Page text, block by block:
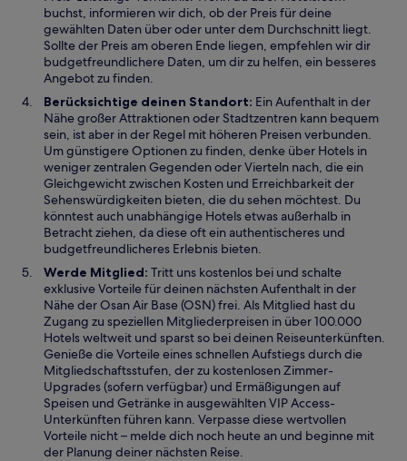
buchst, informieren wir dich, ob der Preis für deine
gewählten Daten über oder unter dem Durchschnitt liegt.
Sollte der Preis am oberen Ende liegen, empfehlen wir dir
budgetfreundlichere Daten, um dir zu helfen, ein besseres
Angebot zu finden.
Berücksichtige deinen Standort: Ein Aufenthalt in der
Nähe großer Attraktionen oder Stadtzentren kann bequem
sein, ist aber in der Regel mit höheren Preisen verbunden.
Um günstigere Optionen zu finden, denke über Hotels in
weniger zentralen Gegenden oder Vierteln nach, die ein
Gleichgewicht zwischen Kosten und Erreichbarkeit der
Sehenswürdigkeiten bieten, die du sehen möchtest. Du
könntest auch unabhängige Hotels etwas außerhalb in
Betracht ziehen, da diese oft ein authentischeres und
budgetfreundlicheres Erlebnis bieten.
Werde Mitglied: Tritt uns kostenlos bei und schalte
exklusive Vorteile für deinen nächsten Aufenthalt in der
Nähe der Osan Air Base (OSN) frei. Als Mitglied hast du
Zugang zu speziellen Mitgliederpreisen in über 100.000
Hotels weltweit und sparst so bei deinen Reiseunterkünften.
Genieße die Vorteile eines schnellen Aufstiegs durch die
Mitgliedschaftsstufen, der zu kostenlosen Zimmer-
Upgrades (sofern verfügbar) und Ermäßigungen auf
Speisen und Getränke in ausgewählten VIP Access-
Unterkünften führen kann. Verpasse diese wertvollen
Vorteile nicht – melde dich noch heute an und beginne mit
der Planung deiner nächsten Reise.